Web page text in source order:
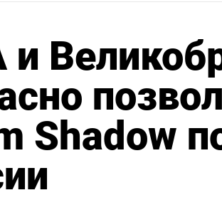
Shadow